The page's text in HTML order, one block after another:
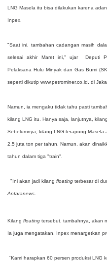
LNG Masela itu bisa dilakukan karena
Inpex.
"Saat ini, tambahan cadangan masih
selesai akhir Maret ini," ujar Deputi
Pelaksana Hulu Minyak dan Gas Bumi
seperti dikutip www.petrominer.co.id, di
Namun, ia mengaku tidak tahu pasti
kilang LNG itu. Hanya saja, lanjutnya,
Sebelumnya, kilang LNG terapung
2,5 juta ton per tahun. Namun, akan
tahun dalam tiga "train".
"Ini akan jadi kilang floating terbesar di
Antaranews
Kilang floating tersebut, tambahnya, akan
Ia juga mengatakan, Inpex menargetkan
"Kami harapkan 60 persen produksi LNG